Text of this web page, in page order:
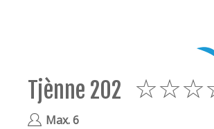
Tjènne 202
Max. 6